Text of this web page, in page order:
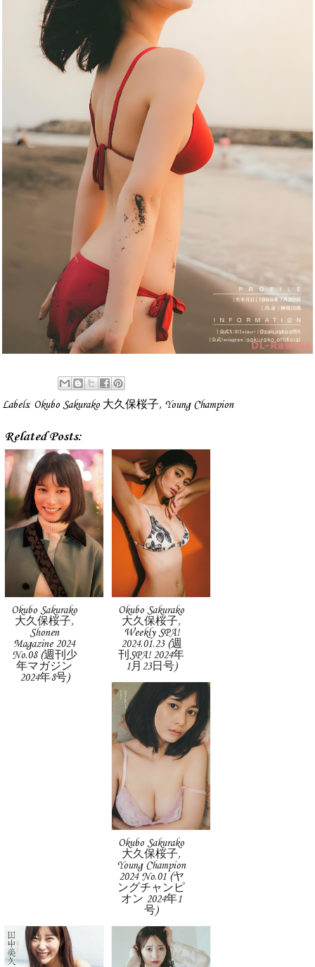
Labels: Okubo Sakurako 大久保桜子, Young Champion
Related Posts:
Okubo Sakurako
大久保桜子,
Shonen
Magazine 2024
No.08 (週刊少
年マガジン
2024年8号)
Okubo Sakurako
大久保桜子,
Weekly SPA!
2024.01.23 (週
刊SPA! 2024年
1月23日号)
Okubo Sakurako
大久保桜子,
Young Champion
2024 No.01 (ヤ
ングチャンピ
オン 2024年1
号)